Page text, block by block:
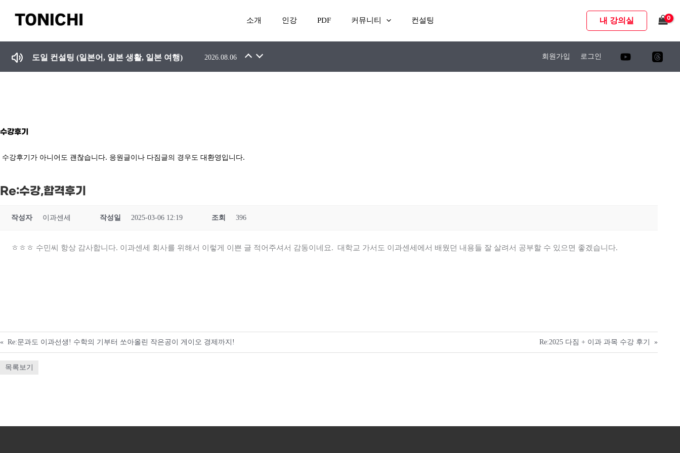
로
소개 인강 PDF 커뮤니티 컨설팅 내 강의실
도일 컨설팅 (일본어, 일본 생활, 일본 여행) 2026.08.06
일본유학 준비 및 학원 선택 시 주의 사항, 일본어 못하는 강사에게 수업듣지 마세요.
회원가입 로그인
수강후기
수강후기가 아니어도 괜찮습니다. 응원글이나 다짐글의 경우도 대환영입니다.
Re:수강,합격후기
작성자 이과센세 작성일 2025-03-06 12:19 조회 396
ㅎㅎㅎ 수민씨 항상 감사합니다. 이과센세 회사를 위해서 이렇게 이쁜 글 적어주셔서 감동이네요. 대학교 가서도 이과센세에서 배웠던 내용들 잘 살려서 공부할 수 있으면 좋겠습니다.
« Re:문과도 이과선생! 수학의 기부터 쏘아올린 작은공이 게이오 경제까지! Re:2025 다짐 + 이과 과목 수강 후기 »
목록보기